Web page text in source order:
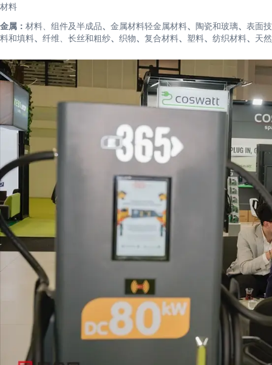
材料
金属： 材料、组件及半成品、 金属材料轻金属材料、 陶瓷和玻璃、 表面
料和填料、 纤维、长丝和粗纱、 织物、 复合材料、 塑料、 纺织材料、 天